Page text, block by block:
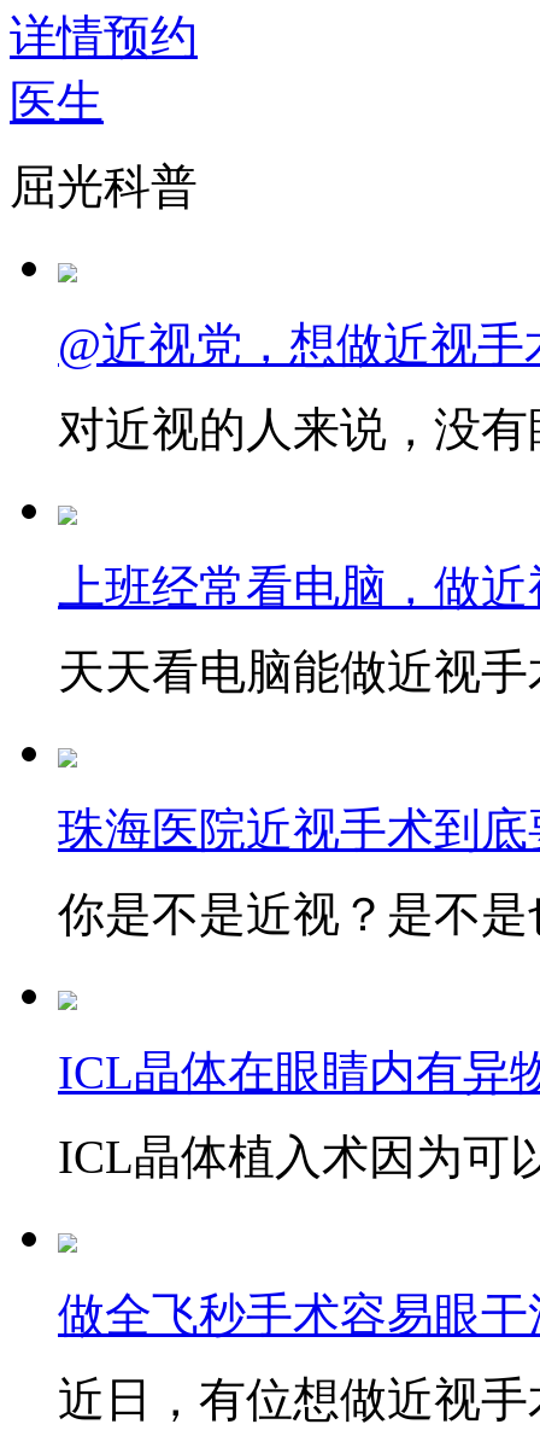
详情预约
医生
屈光科普
@近视党，想做近视
对近视的人来说，没
上班经常看电脑，做
天天看电脑能做近视
珠海医院近视手术到
你是不是近视？是不
ICL晶体在眼睛内有异
ICL晶体植入术因为可
做全飞秒手术容易眼
近日，有位想做近视